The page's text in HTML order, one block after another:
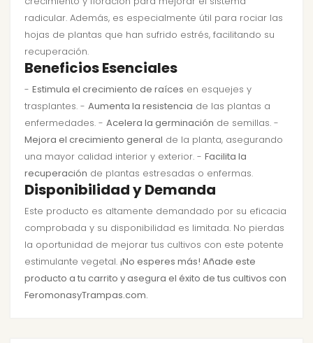
radicular. Además, es especialmente útil para rociar las
hojas de plantas que han sufrido estrés, facilitando su
recuperación.
Beneficios Esenciales
- Estimula el crecimiento de raíces en esquejes y
trasplantes. - Aumenta la resistencia de las plantas a
enfermedades. - Acelera la germinación de semillas. -
Mejora el crecimiento general de la planta, asegurando
una mayor calidad interior y exterior. - Facilita la
recuperación de plantas estresadas o enfermas.
Disponibilidad y Demanda
Este producto es altamente demandado por su eficacia
comprobada y su disponibilidad es limitada. No pierdas
la oportunidad de mejorar tus cultivos con este potente
estimulante vegetal. ¡No esperes más! Añade este
producto a tu carrito y asegura el éxito de tus cultivos con
FeromonasyTrampas.com.